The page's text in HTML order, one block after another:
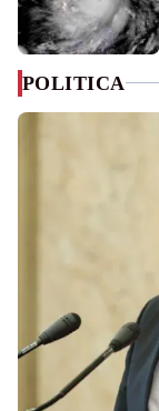
POLITICA